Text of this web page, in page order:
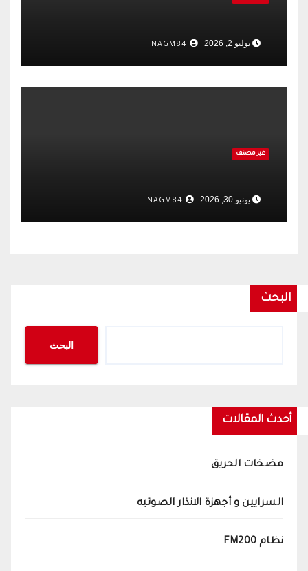
يوليو 2, 2026
غير مصنف
يونيو 30, 2026
البحث
البحث
أحدث المقالات
مضخات الحريق
السرايين و أجهزة الانذار الصوتيه
نظام FM200